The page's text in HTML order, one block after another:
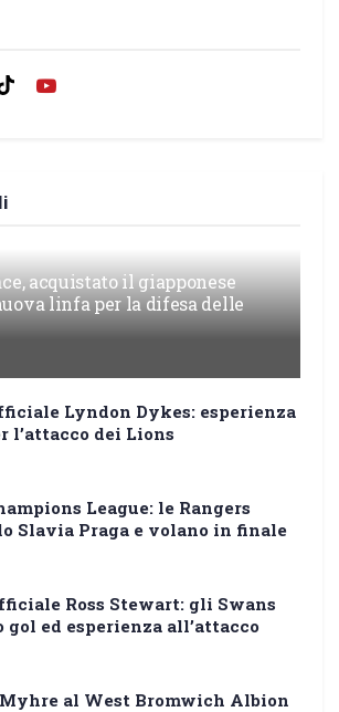
acquistato il giapponese
linfa per la difesa delle
Lyndon Dykes: esperienza
l’attacco dei Lions
League: le Rangers
Slavia Praga e volano in finale
Ross Stewart: gli Swans
gol ed esperienza all’attacco
al West Bromwich Albion